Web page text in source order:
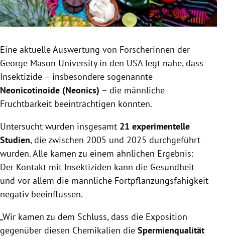
Untermenü
Eine aktuelle Auswertung von Forscherinnen der
George Mason University in den USA legt nahe, dass
Insektizide – insbesondere sogenannte
Neonicotinoide (Neonics) – die männliche
Fruchtbarkeit beeinträchtigen könnten.
Untersucht wurden insgesamt 21 experimentelle
Studien, die zwischen 2005 und 2025 durchgeführt
wurden. Alle kamen zu einem ähnlichen Ergebnis:
Der Kontakt mit Insektiziden kann die Gesundheit
und vor allem die männliche Fortpflanzungsfähigkeit
negativ beeinflussen.
„Wir kamen zu dem Schluss, dass die Exposition
gegenüber diesen Chemikalien die Spermienqualität